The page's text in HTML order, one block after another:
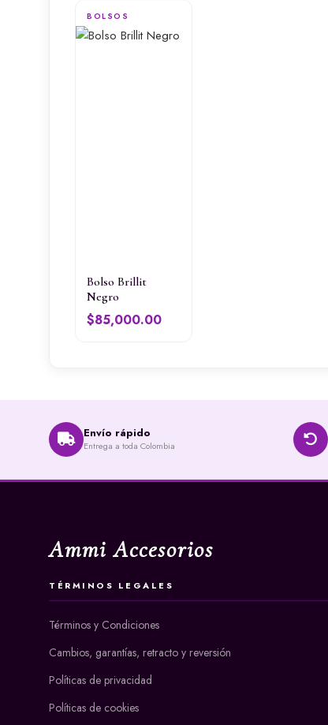
BOLSOS
Bolso Brillit
Negro
$85,000.00
Envío rápido
Entrega a toda Colombia
Ammi Accesorios
TÉRMINOS LEGALES
Términos y Condiciones
Cambios, garantías, retracto y reversión
Políticas de privacidad
Políticas de cookies